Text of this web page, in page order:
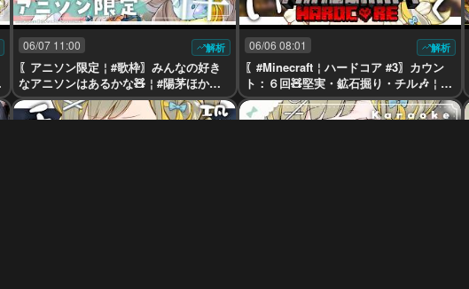
06/07 11:00 解析
〖アニソン限定￤#歌枠〗みんなの好き
なアニソンはあるかな🧸￤#陽茅ほかほ
か￤#UniVIRTUAL #Vtuber
06/06 08:01 解析
〖#Minecraft￤ハードコア #3〗カウン
ト：６回🧸堅実・鉱石掘り・チル🎶￤#
陽茅ほかほか￤#UniVIRTUAL #Vtuber